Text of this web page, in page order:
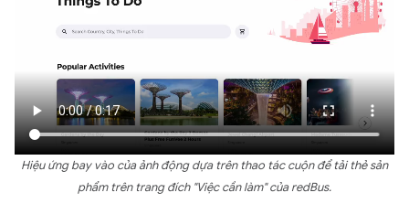
Hiệu ứng bay vào của ảnh động dựa trên thao tác cuộn để tải thẻ sản
phẩm trên trang đích "Việc cần làm" của redBus.